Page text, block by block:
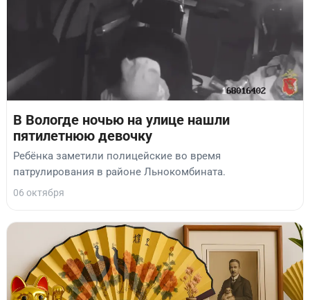
В Вологде ночью на улице нашли
пятилетнюю девочку
Ребёнка заметили полицейские во время
патрулирования в районе Льнокомбината.
06 октября